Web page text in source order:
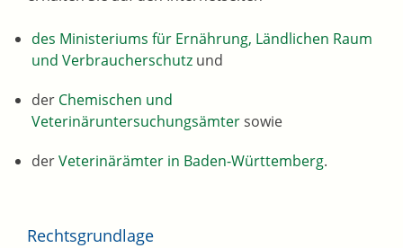
des Ministeriums für Ernährung, Ländlichen Raum
und Verbraucherschutz und
der Chemischen und
Veterinäruntersuchungsämtersowie
derVeterinärämter in Baden-Württemberg.
Rechtsgrundlage